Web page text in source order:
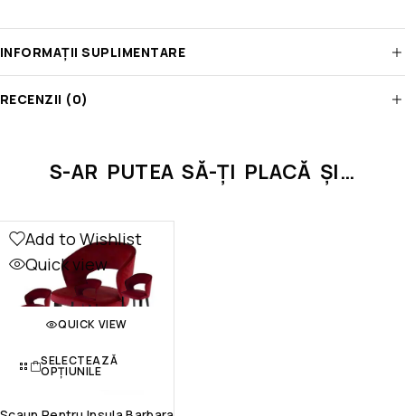
INFORMAȚII SUPLIMENTARE
RECENZII (0)
S-AR PUTEA SĂ-ȚI PLACĂ ȘI…
Add to Wishlist
Quick view
QUICK VIEW
SELECTEAZĂ
OPȚIUNILE